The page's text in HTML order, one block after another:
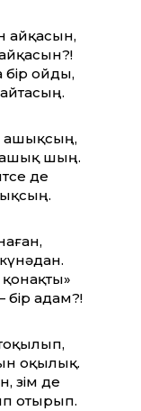
айқасын,
ойды,
ашықсың,
шың.
де
бір адам?!
оқылық.
өзім де
отырып.